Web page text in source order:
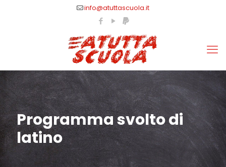
info@atuttascuola.it
Programma svolto di
latino